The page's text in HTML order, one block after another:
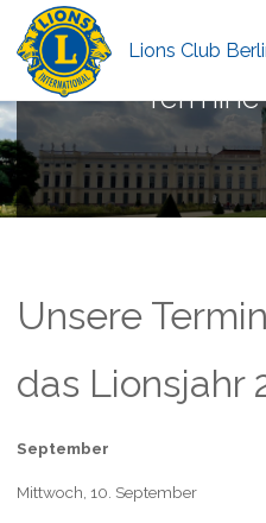
Lions Club
Unsere
das Lionsjahr
September
Mittwoch, 10. September 1.